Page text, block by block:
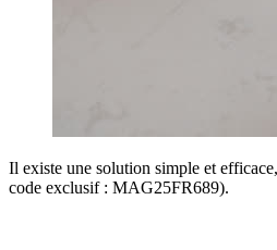
Il existe une solution simple et
code exclusif : MAG25FR689).